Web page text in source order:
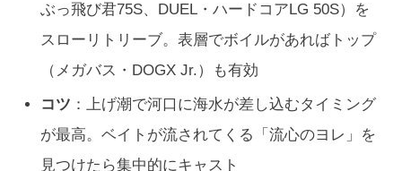
ぶっ飛び君75S、DUEL・ハードコアLG 50S）を
スローリトリーブ。表層でボイルがあればトップ
（メガバス・DOGX Jr.）も有効
コツ ：上げ潮で河口に海水が差し込むタイミング
が最高。ベイトが流されてくる「流心のヨレ」を
見つけたら集中的にキャスト